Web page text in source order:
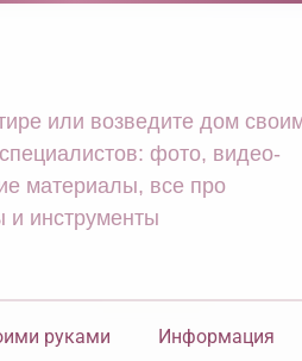
или возведите дом
фото, видео-
материалы, все про
инструменты
руками Информация